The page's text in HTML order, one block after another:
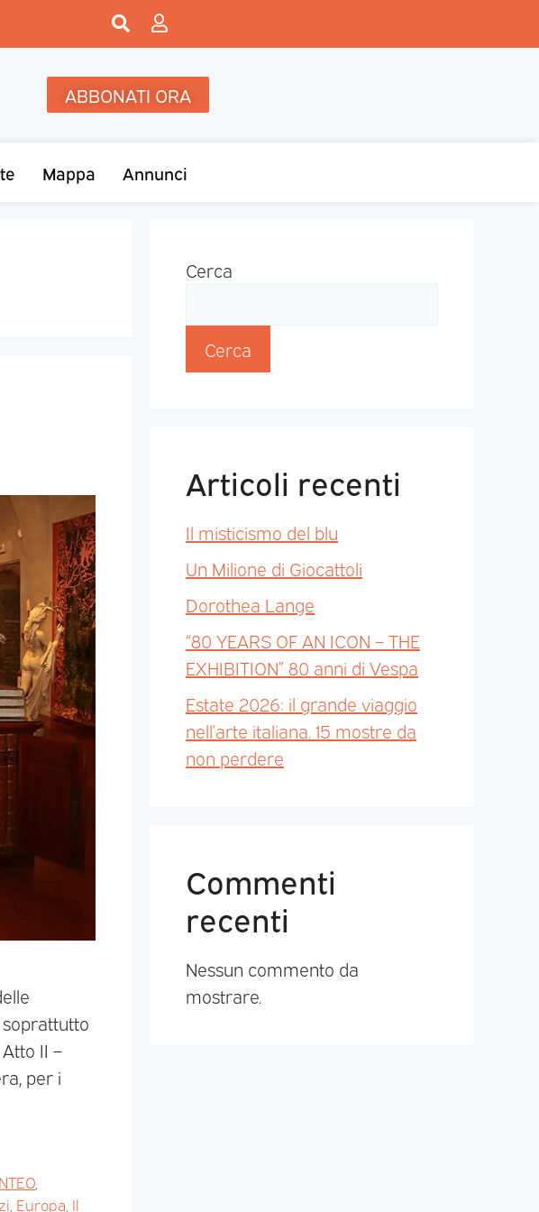
ABBONATI ORA
Mappa Annunci
II –
per i
Europa Il
Cerca
Cerca
Articoli recenti
Il misticismo del blu
Un Milione di Giocattoli
Dorothea Lange
“80 YEARS OF AN ICON – THE
EXHIBITION” 80 anni di Vespa
Estate 2026: il grande viaggio
nell’arte italiana. 15 mostre da
non perdere
Commenti
recenti
Nessun commento da
mostrare.